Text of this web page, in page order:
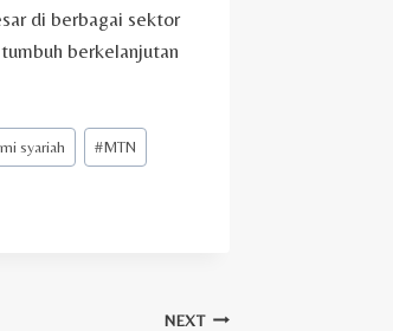
di berbagai sektor
berkelanjutan
syariah #MTN
NEXT